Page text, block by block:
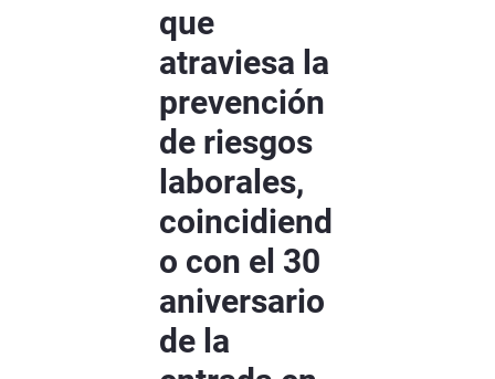
que
atraviesa la
prevención
de riesgos
laborales,
coincidiend
o con el 30
aniversario
de la